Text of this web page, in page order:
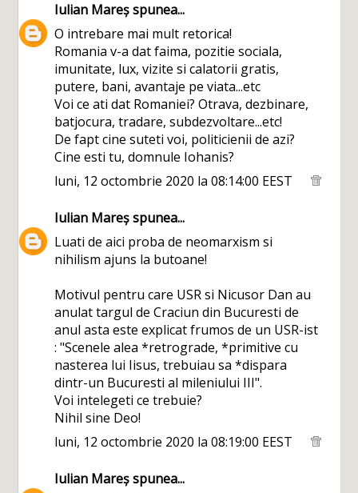
Iulian Mareșspunea...
O intrebare mai mult retorica!
Romania v-a dat faima, pozitie sociala,
imunitate, lux, vizite si calatorii gratis,
putere, bani, avantaje pe viata...etc
Voi ce ati dat Romaniei? Otrava, dezbinare,
batjocura, tradare, subdezvoltare...etc!
De fapt cine suteti voi, politicienii de azi?
Cine esti tu, domnule Iohanis?
luni, 12 octombrie 2020 la 08:14:00 EEST
Iulian Mareșspunea...
Luati de aici proba de neomarxism si
nihilism ajuns la butoane!
Motivul pentru care USR si Nicusor Dan au
anulat targul de Craciun din Bucuresti de
anul asta este explicat frumos de un USR-ist
: "Scenele alea *retrograde, *primitive cu
nasterea lui Iisus, trebuiau sa *dispara
dintr-un Bucuresti al mileniului III".
Voi intelegeti ce trebuie?
Nihil sine Deo!
luni, 12 octombrie 2020 la 08:19:00 EEST
Iulian Mareșspunea...